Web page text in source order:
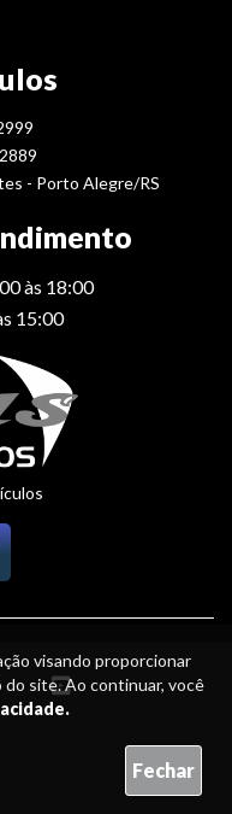
visando proporcionar
site. Ao continuar, você
Fechar
- Porto Alegre/RS
às 18:00
15:00